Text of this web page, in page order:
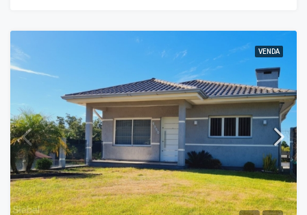
VENDA